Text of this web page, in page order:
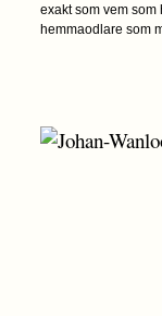
exakt som vem som
hemmaodlare som